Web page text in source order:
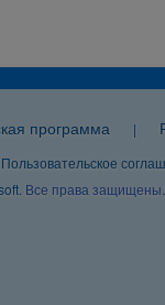
программа |
Пользовательское
. Все права защищены